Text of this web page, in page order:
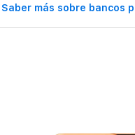
Saber más sobre bancos